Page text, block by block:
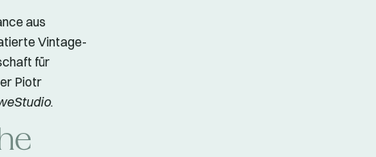
aus
Vintage-
für
Piotr
.